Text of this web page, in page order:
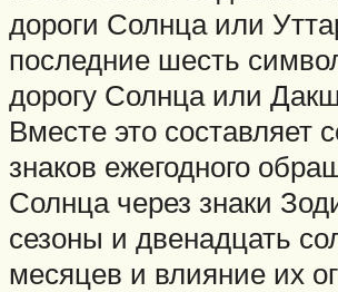
дороги Солнца или
последние шесть
дорогу Солнца или
Вместе это составляет
знаков ежегодного
Солнца через знаки
сезоны и двенадцать
месяцев и влияние их